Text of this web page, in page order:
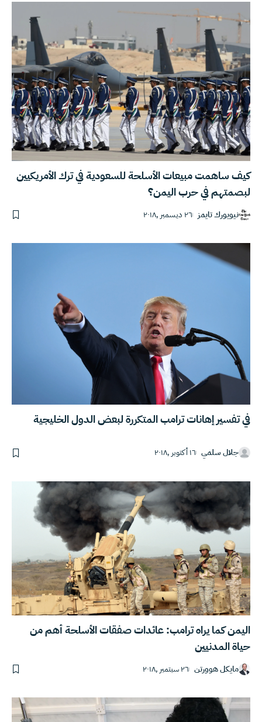
كيف ساهمت مبيعات الأسلحة للسعودية في ترك الأمريكيين
لبصمتهم في حرب اليمن؟
نيويورك تايمز ٢٦ ديسمبر ,٢٠١٨
في تفسير إهانات ترامب المتكررة لبعض الدول الخليجية
جلال سلمي ١٦ أكتوبر ,٢٠١٨
اليمن كما يراه ترامب: عائدات صفقات الأسلحة أهم من
حياة المدنيين
مايكل هوورتن ٢٦ سبتمبر ,٢٠١٨